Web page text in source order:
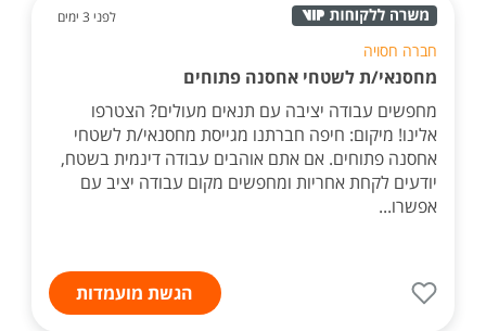
לפני 3 ימים
חברה חסויה
מחסנאי/ת לשטחי אחסנה פתוחים
מחפשים עבודה יציבה עם תנאים מעולים? הצטרפו
אלינו! מיקום: חיפה חברתנו מגייסת מחסנאי/ת לשטחי
אחסנה פתוחים. אם אתם אוהבים עבודה דינמית בשטח,
יודעים לקחת אחריות ומחפשים מקום עבודה יציב עם
אפשרו...
הגשת מועמדות